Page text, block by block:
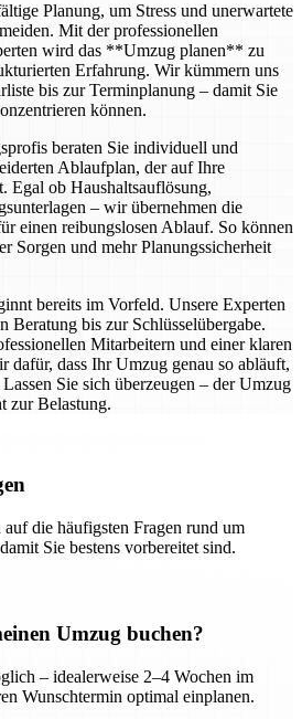
Planung, um Stress und unerwartete
Mit der professionellen
wird das **Umzug planen** zu
Erfahrung. Wir kümmern uns
bis zur Terminplanung – damit Sie
können.
beraten Sie individuell und
Ablaufplan, der auf Ihre
Egal ob Haushaltsauflösung,
– wir übernehmen die
einen reibungslosen Ablauf. So können
Sorgen und mehr Planungssicherheit
bereits im Vorfeld. Unsere Experten
Beratung bis zur Schlüsselübergabe.
Mitarbeitern und einer klaren
dafür, dass Ihr Umzug genau so abläuft,
Sie sich überzeugen – der Umzug
zur Belastung.
die häufigsten Fragen rund um
Sie bestens vorbereitet sind.
Umzug buchen?
– idealerweise 2–4 Wochen im
Wunschtermin optimal einplanen.